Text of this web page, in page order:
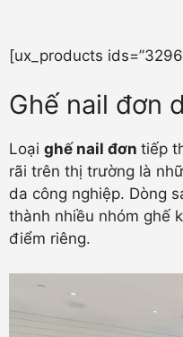
[ux_products
Ghế nail đơn
Loại ghế nail đơn tiếp
rãi trên thị trường là
da công nghiệp. Dòng
thành nhiều nhóm ghế
điểm riêng.